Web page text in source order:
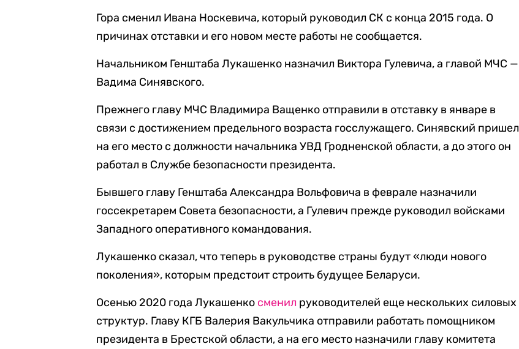
Гора сменил Ивана Носкевича, который руководил СК с конца 2015 года. О
причинах отставки и его новом месте работы не сообщается.
Начальником Генштаба Лукашенко назначил Виктора Гулевича, а главой МЧС —
Вадима Синявского.
Прежнего главу МЧС Владимира Ващенко отправили в отставку в январе в
связи с достижением предельного возраста госслужащего. Синявский пришел
на его место с должности начальника УВД Гродненской области, а до этого он
работал в Службе безопасности президента.
Бывшего главу Генштаба Александра Вольфовича в феврале назначили
госсекретарем Совета безопасности, а Гулевич прежде руководил войсками
Западного оперативного командования.
Лукашенко сказал, что теперь в руководстве страны будут «люди нового
поколения», которым предстоит строить будущее Беларуси.
Осенью 2020 года Лукашенко сменил руководителей еще нескольких силовых
структур. Главу КГБ Валерия Вакульчика отправили работать помощником
президента в Брестской области, а на его место назначили главу комитета